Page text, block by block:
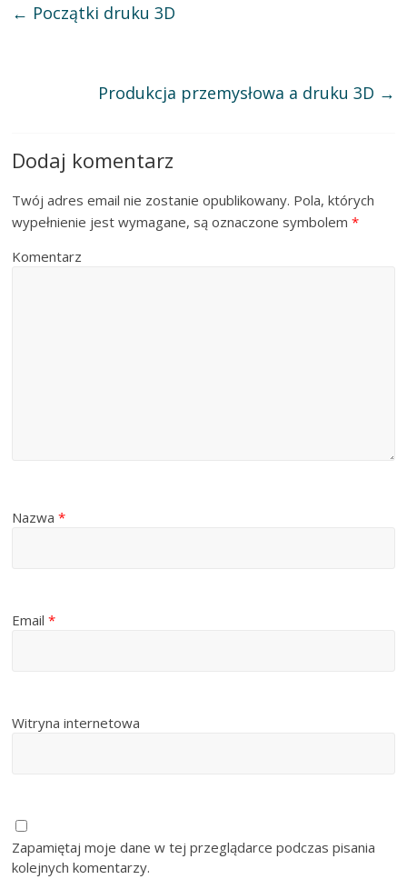
← Początki druku 3D
Produkcja przemysłowa a druku 3D →
Dodaj komentarz
Twój adres email nie zostanie opublikowany. Pola, których
wypełnienie jest wymagane, są oznaczone symbolem*
Komentarz
Nazwa*
Email*
Witryna internetowa
Zapamiętaj moje dane w tej przeglądarce podczas pisania
kolejnych komentarzy.